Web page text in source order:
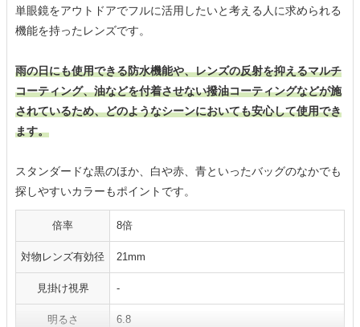
単眼鏡をアウトドアでフルに活用したいと考える人に求められる
機能を持ったレンズです。
雨の日にも使用できる防水機能や、レンズの反射を抑えるマルチ
コーティング、油などを付着させない撥油コーティングなどが施
されているため、どのようなシーンにおいても安心して使用でき
ます。
スタンダードな黒のほか、白や赤、青といったバッグのなかでも
探しやすいカラーもポイントです。
倍率 8倍
対物レンズ有効径 21mm
見掛け視界 -
明るさ 6.8